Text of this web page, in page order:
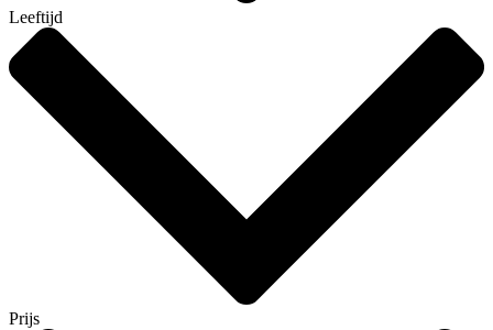
Leeftijd
Prijs